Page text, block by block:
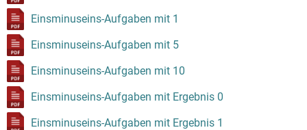
Einsminuseins-Aufgaben mit 1
Einsminuseins-Aufgaben mit 5
Einsminuseins-Aufgaben mit 10
Einsminuseins-Aufgaben mit Ergebnis 0
Einsminuseins-Aufgaben mit Ergebnis 1